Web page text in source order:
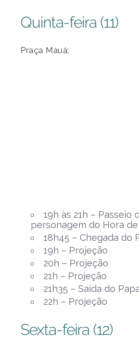
Quinta-feira (11)
Praça Mauá:
19h às 21h – Passeio
personagem do Hora
18h45 – Chegada do
19h – Projeção
20h – Projeção
21h – Projeção
21h35 – Saída do
22h – Projeção
Sexta-feira (12)